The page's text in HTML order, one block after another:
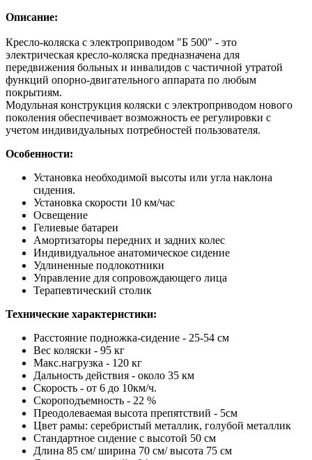
Описание:
Кресло-коляска с электроприводом "Б 500" - это
электрическая кресло-коляска предназначена для
передвижения больных и инвалидов с частичной утратой
функций опорно-двигательного аппарата по любым
покрытиям.
Модульная конструкция коляски с электроприводом нового
поколения обеспечивает возможность ее регулировки с
учетом индивидуальных потребностей пользователя.
Особенности:
Установка необходимой высоты или угла наклона
сидения.
Установка скорости 10 км/час
Освещение
Гелиевые батареи
Амортизаторы передних и задних колес
Индивидуальное анатомическое сидение
Удлиненные подлокотники
Управление для сопровождающего лица
Терапевтический столик
Технические характеристики:
Расстояние подножка-сидение - 25-54 см
Вес коляски - 95 кг
Макс.нагрузка - 120 кг
Дальность действия - около 35 км
Скорость - от 6 до 10км/ч.
Скороподъемность - 22 %
Преодолеваемая высота препятствий - 5см
Цвет рамы: серебристый металлик, голубой металлик
Стандартное сидение с высотой 50 см
Длина 85 см/ ширина 70 см/ высота 75 см